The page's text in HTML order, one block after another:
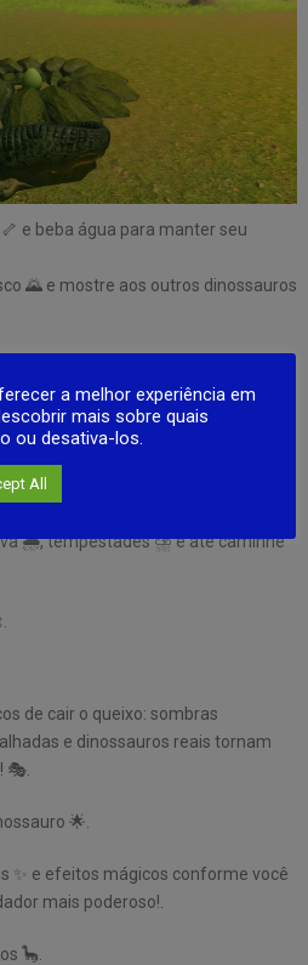
e beba água para manter seu
🌄 e mostre aos outros dinossauros
um lindo ciclo de dia e noite.
e adapte-se a tudo, desde nevascas
🌧️, tempestades ⛈️ e até caminhe
de cair o queixo: sombras
e dinossauros reais tornam
🎭.
🌟.
✨ e efeitos mágicos conforme você
mais poderoso!.
🦕.
a melhor experiência em
mais sobre quais
ou desativa-los.
All